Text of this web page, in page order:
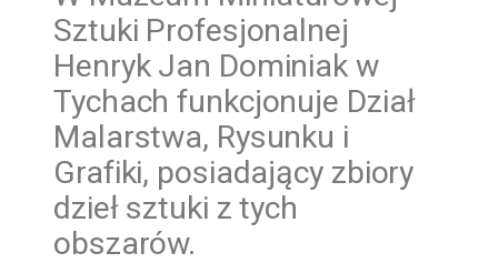
Sztuki Profesjonalnej
Henryk Jan Dominiak w
Tychach funkcjonuje Dział
Malarstwa, Rysunku i
Grafiki, posiadający zbiory
dzieł sztuki z tych
obszarów.